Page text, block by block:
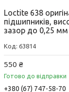
Loctite 638
підшипників,
зазор до 0,25
63814
550 ₴
Готово до відправки
+380 (67) 747-58-70